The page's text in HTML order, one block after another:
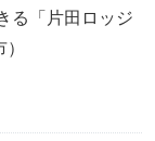
る「片田ロッジ